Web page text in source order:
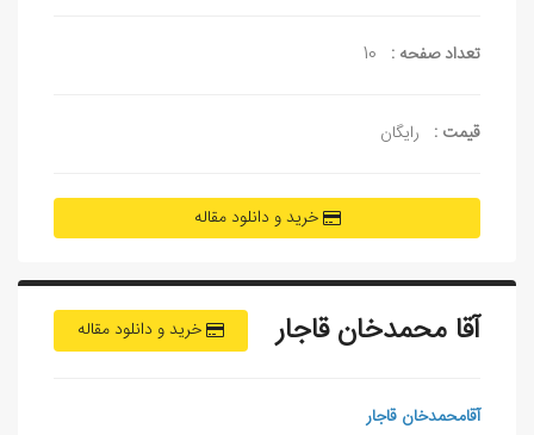
تعداد صفحه : 10
قیمت : رایگان
خرید و دانلود مقاله
خرید و دانلود مقاله آقا محمدخان قاجار
آقامحمدخان قاجار